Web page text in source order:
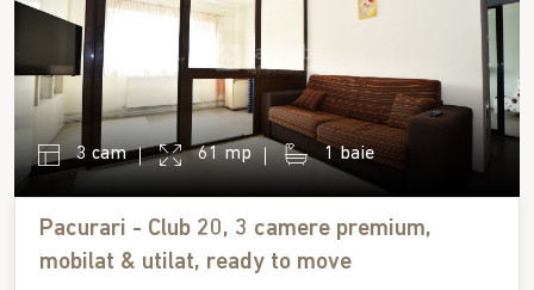
3 cam 61 mp 1 baie
Pacurari - Club 20, 3 camere premium,
mobilat & utilat, ready to move